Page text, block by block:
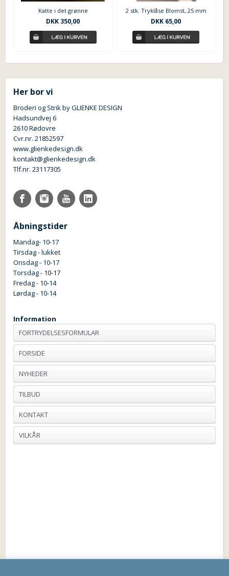
Katte i det grønne
DKK 350,00
2 stk. Tryklåse Blomst, 25 mm
DKK 65,00
Her bor vi
Broderi og Strik by GLIENKE DESIGN
Hadsundvej 6
2610 Rødovre
Cvr.nr. 21852597
www.glienkedesign.dk
kontakt@glienkedesign.dk
Tlf.nr. 23117305
Åbningstider
Mandag- 10-17
Tirsdag - lukket
Onsdag - 10-17
Torsdag - 10-17
Fredag - 10-14
Lørdag - 10-14
Information
FORTRYDELSESFORMULAR
FORSIDE
NYHEDER
TILBUD
KONTAKT
VILKÅR